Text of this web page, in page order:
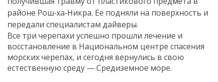
районе Рош‑ха‑Никра. Её подняли на поверхность и
передали специалистам дайверы.
Все три черепахи успешно прошли лечение и
восстановление в Национальном центре спасения
морских черепах, и сегодня вернулись в свою
естественную среду — Средиземное море.